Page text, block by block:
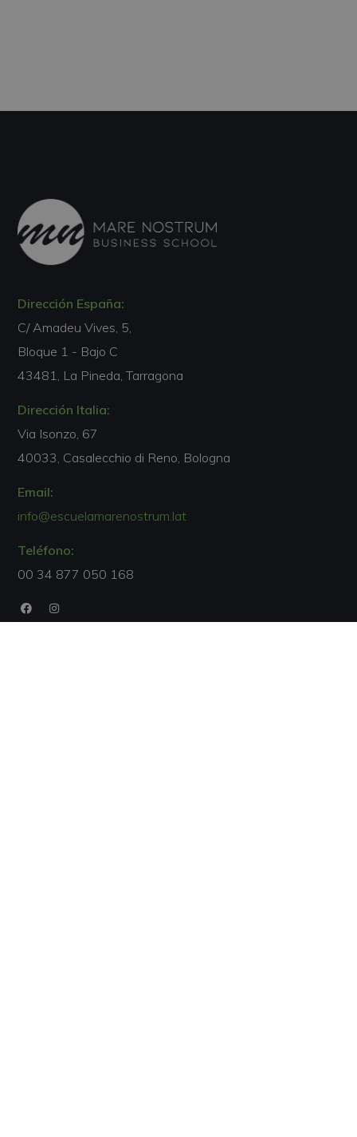
Dirección España:
C/ Amadeu Vives, 5,
Bloque 1 - Bajo C
43481, La Pineda, Tarragona
Dirección Italia:
Via Isonzo, 67
40033, Casalecchio di Reno, Bologna
Email:
info@escuelamarenostrum.lat
Teléfono:
00 34 877 050 168